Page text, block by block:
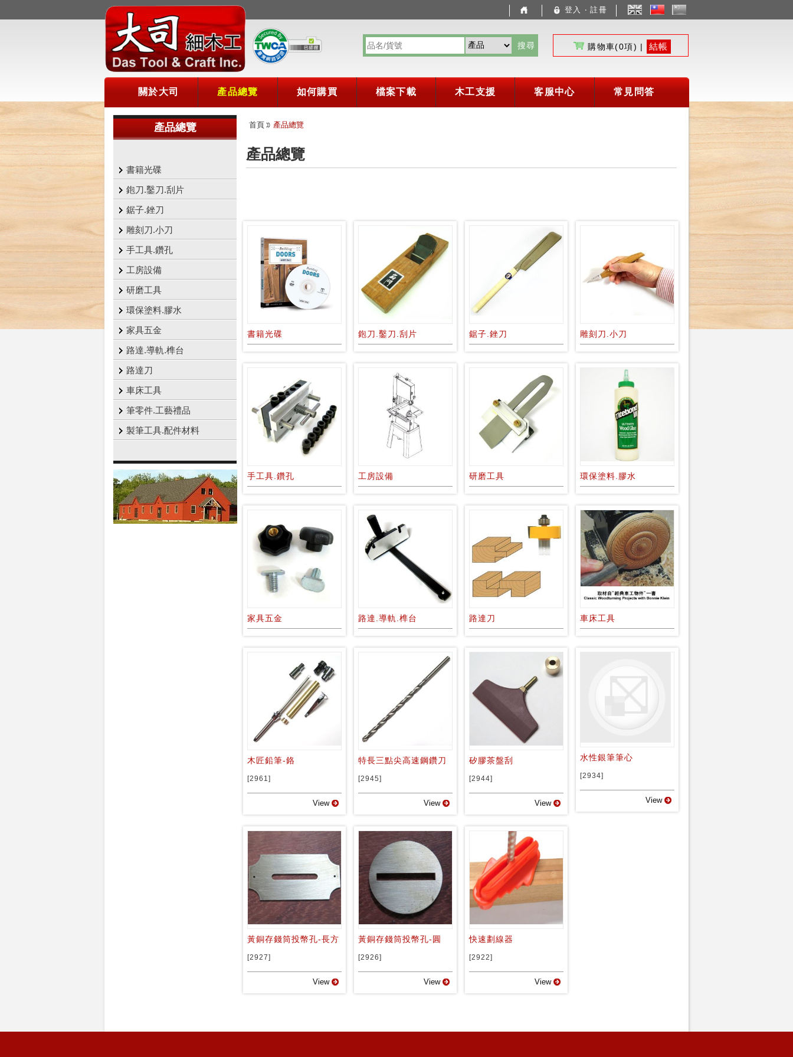
登入 ‧ 註冊
文
體
搜尋 購物車(0項) | 結帳
關於大司 產品總覽 如何購買 檔案下載 木工支援 客服中心 常見問答
產品總覽
書籍光碟
鉋刀.鑿刀.刮片
鋸子.銼刀
雕刻刀.小刀
手工具.鑽孔
工房設備
研磨工具
環保塗料.膠水
家具五金
路達.導軌.榫台
路達刀
車床工具
筆零件.工藝禮品
製筆工具.配件材料
首頁 產品總覽
產品總覽
書籍光碟 鉋刀.鑿刀.刮片 鋸子.銼刀 雕刻刀.小刀
手工具.鑽孔 工房設備 研磨工具 環保塗料.膠水
家具五金 路達.導軌.榫台 路達刀 車床工具
木匠鉛筆-鉻
[2961]
View
特長三點尖高速鋼鑽刀
[2945]
View
矽膠茶盤刮
[2944]
View
水性銀筆筆心
[2934]
View
黃銅存錢筒投幣孔-長方
[2927]
View
黃銅存錢筒投幣孔-圓
[2926]
View
快速劃線器
[2922]
View